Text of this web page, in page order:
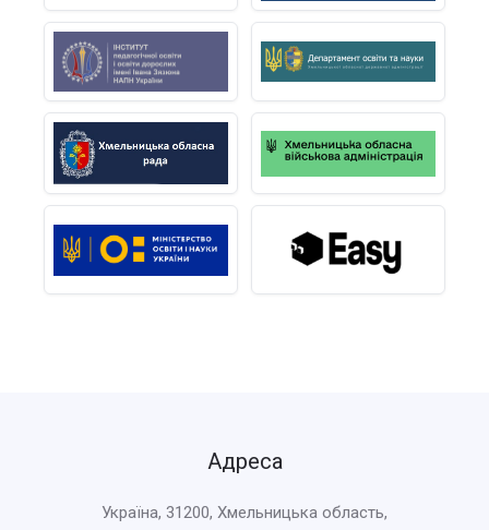
Адреса
Україна, 31200, Хмельницька область,